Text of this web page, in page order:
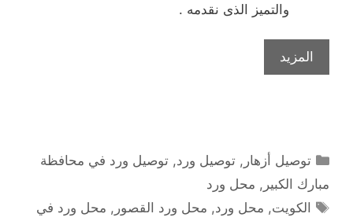
والتميز الذى نقدمه .
المزيد
التصنيفات
توصيل أزهار ,توصيل ورد,توصيل ورد في محافظة
مبارك الكبير , محل ورد
الوسوم
الكويت, محل ورد, محل ورد القصور , محل ورد في